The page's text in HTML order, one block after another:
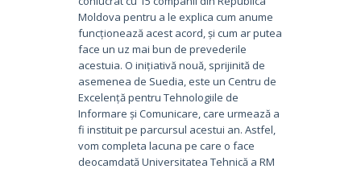
Moldova pentru a le explica cum anume
funcționează acest acord, și cum ar putea
face un uz mai bun de prevederile
acestuia. O inițiativă nouă, sprijinită de
asemenea de Suedia, este un Centru de
Excelență pentru Tehnologiile de
Informare și Comunicare, care urmează a
fi instituit pe parcursul acestui an. Astfel,
vom completa lacuna pe care o face
deocamdată Universitatea Tehnică a RM